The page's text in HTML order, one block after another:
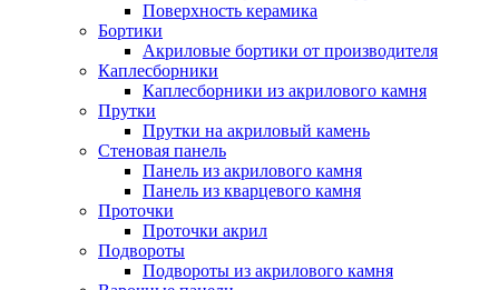
Поверхность керамика
Бортики
Акриловые бортики от производителя
Каплесборники
Каплесборники из акрилового камня
Прутки
Прутки на акриловый камень
Стеновая панель
Панель из акрилового камня
Панель из кварцевого камня
Проточки
Проточки акрил
Подвороты
Подвороты из акрилового камня